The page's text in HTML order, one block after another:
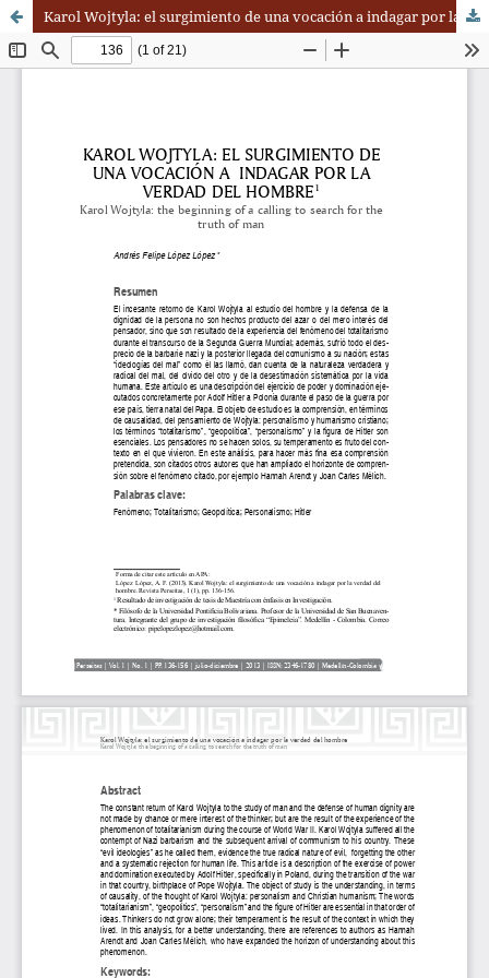
Karol Wojtyla: el surgimiento de una vocación a indagar por la verdad del hombre